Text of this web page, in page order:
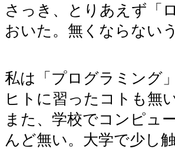
さっき、とりあえず「
おいた。無くならない
私は「プログラミング
ヒトに習ったコトも無
また、学校でコンピュ
んど無い。大学で少し